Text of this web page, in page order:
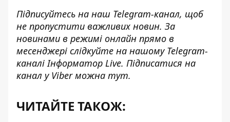
Підписуйтесь на наш Telegram-канал, щоб
не пропустити важливих новин. За
новинами в режимі онлайн прямо в
месенджері слідкуйте на нашому Telegram-
каналіІнформатор Live. Підписатися на
канал у Viber можна тут.
ЧИТАЙТЕ ТАКОЖ: